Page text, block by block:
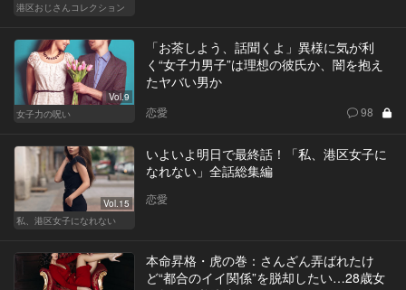
港区おじさんコレクション
Vol.9
女子力の呪い
「お茶しよう、話聞くよ」異様に気が利
く“女子力男子”は理想の彼氏か、闇を抱え
たヤバい男か
恋愛 98
Vol.15
私、港区女子になれない
いよいよ明日で最終話！「私、港区女子に
なれない」全話総集編
恋愛
本命昇格・虎の巻：さんざん弄ばれたけ
ど“都合のイイ関係”を脱却したい…28歳女